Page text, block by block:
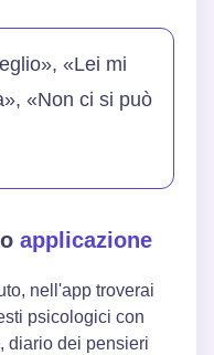
«Lei mi
«Non ci si può
applicazione
nell'app troverai
psicologici con
diario dei pensieri